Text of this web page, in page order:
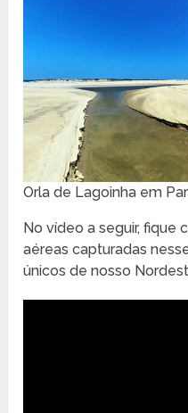
Orla de Lagoinha em
No vídeo a seguir, fique
aéreas capturadas
únicos de nosso